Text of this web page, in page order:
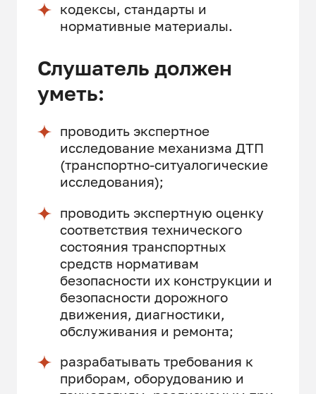
кодексы, стандарты и
нормативные материалы.
Слушатель должен
уметь:
проводить экспертное
исследование механизма ДТП
(транспортно-ситуалогические
исследования);
проводить экспертную оценку
соответствия технического
состояния транспортных
средств нормативам
безопасности их конструкции и
безопасности дорожного
движения, диагностики,
обслуживания и ремонта;
разрабатывать требования к
приборам, оборудованию и